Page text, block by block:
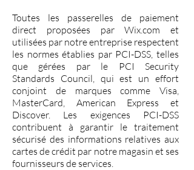
Toutes les passerelles de paiement
direct proposées par Wix.com et
utilisées par notre entreprise respectent
les normes établies par PCI-DSS, telles
que gérées par le PCI Security
Standards Council, qui est un effort
conjoint de marques comme Visa,
MasterCard, American Express et
Discover. Les exigences PCI-DSS
contribuent à garantir le traitement
sécurisé des informations relatives aux
cartes de crédit par notre magasin et ses
fournisseurs de services.